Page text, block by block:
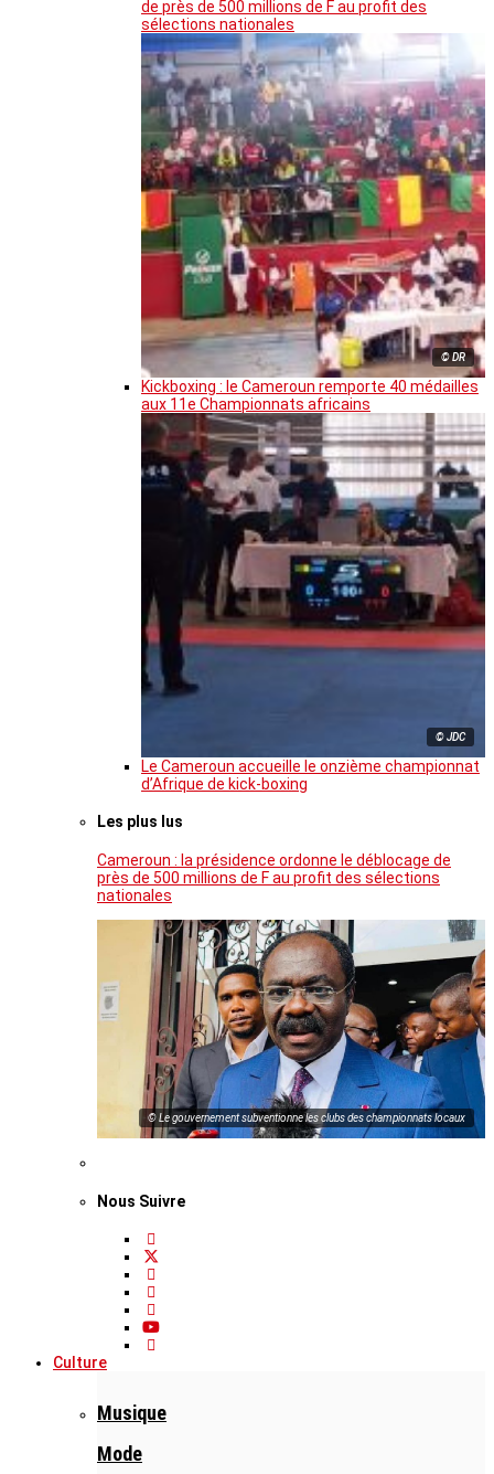
de près de 500 millions de F au profit des
sélections nationales
© DR
Kickboxing : le Cameroun remporte 40 médailles
aux 11e Championnats africains
© JDC
Le Cameroun accueille le onzième championnat
d’Afrique de kick-boxing
Les plus lus
Cameroun : la présidence ordonne le déblocage de
près de 500 millions de F au profit des sélections
nationales
© Le gouvernement subventionne les clubs des championnats locaux
Nous Suivre
Culture
Musique
Mode